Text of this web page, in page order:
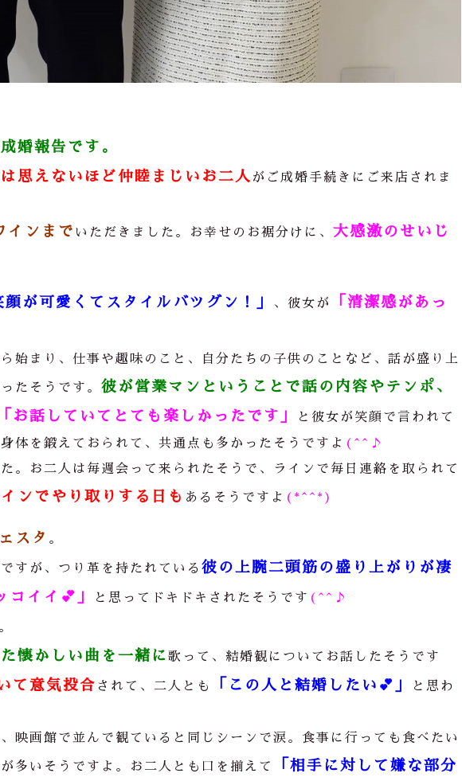
婚報告です。
思えないほど仲睦まじいお二人 がご成婚手続きにご来店されま
インまで いただきました。お幸せのお裾分けに、 大感激のせいじ
顔が可愛くてスタイルバツグン！」 、彼女が
「清潔感があっ
始まり、仕事や趣味のこと、自分たちの子供のことなど、話が盛り上
たそうです。 彼が営業マンということで話の内容やテンポ、
「お話していてとても楽しかったです」 と彼女が笑顔で言われて
体を鍛えておられて、共通点も多かったそうですよ (^^♪
。お二人は毎週会って来られたそうで、ラインで毎日連絡を取られて
ンでやり取りする日も あるそうですよ (*^^*)
スタ 。
すが、つり革を持たれている 彼の上腕二頭筋の盛り上がりが凄
コイイ 💕 と思ってドキドキされたそうです (^^♪
。
懐かしい曲を一緒に歌って、結婚観についてお話したそうです
て意気投合 されて、二人とも 「この人と結婚したい 💕 と思わ
映画館で並んで観ていると同じシーンで涙。食事に行っても食べたい
多いそうですよ。お二人とも口を揃えて
「相手に対して嫌な部分